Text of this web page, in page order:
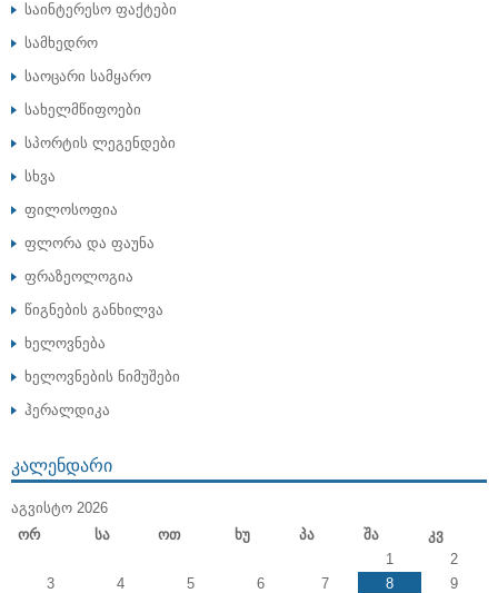
საინტერესო ფაქტები
სამხედრო
საოცარი სამყარო
სახელმწიფოები
სპორტის ლეგენდები
სხვა
ფილოსოფია
ფლორა და ფაუნა
ფრაზეოლოგია
წიგნების განხილვა
ხელოვნება
ხელოვნების ნიმუშები
ჰერალდიკა
ᲙᲐᲚᲔᲜᲓᲐᲠᲘ
ᲐᲒᲕᲘᲡᲢᲝ 2026
Ორ
Სა Ოთ Ხუ Პა Შა Კვ
1
2
3
4 5 6 7 8
9